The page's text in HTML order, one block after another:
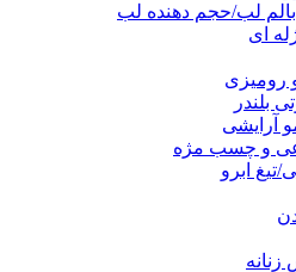
لب/حجم دهنده لب
ای
و رومیزی
بلندر
آرایشی
و چسب مژه
تیغ ابرو
زنانه